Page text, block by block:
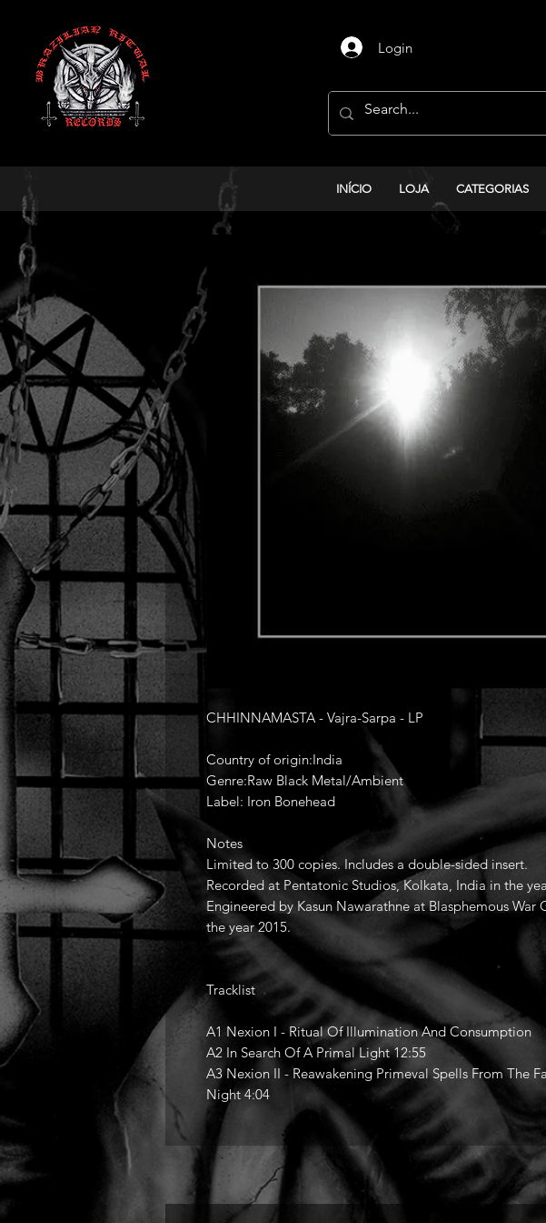
Login
INÍCIO LOJA CATEGORIAS
CHHINNAMASTA - Vajra-Sarpa - LP
Country of origin:India
Genre:Raw Black Metal/Ambient
Label: Iron Bonehead
Notes
Limited to 300 copies. Includes a double-sided insert.
Recorded at Pentatonic Studios, Kolkata, India in the
Engineered by Kasun Nawarathne at Blasphemous War
the year 2015.
Tracklist
A1 Nexion I - Ritual Of Illumination And Consumption
A2 In Search Of A Primal Light 12:55
A3 Nexion II - Reawakening Primeval Spells From The
Night 4:04